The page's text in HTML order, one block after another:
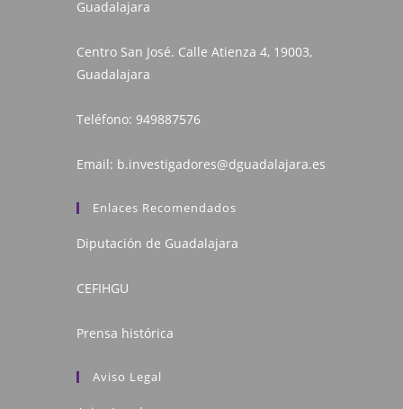
Guadalajara
Centro San José. Calle Atienza 4, 19003,
Guadalajara
Teléfono: 949887576
Email: b.investigadores@dguadalajara.es
Enlaces Recomendados
Diputación de Guadalajara
CEFIHGU
Prensa histórica
Aviso Legal